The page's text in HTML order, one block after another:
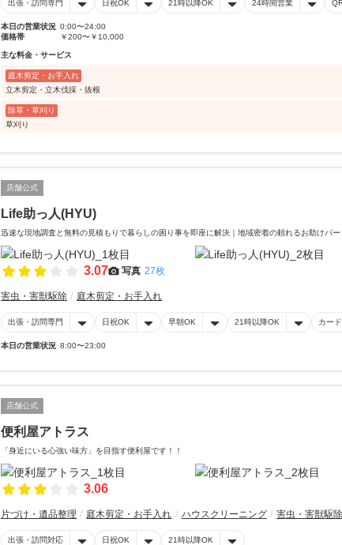
出張・訪問専門 日祝OK 21時以降OK 24時間営業
本日の営業状況 0:00〜24:00
価格帯
￥200〜￥10,000
主な料金・サービス
庭木剪定・お手入れ
立木剪定・立木伐採・抜根
除草・草刈り
草刈り
店舗公式
Life助っ人(HYU)
迅速な現地調査と無料の見積もりで暮らしの困り事を即座に解決｜地域密着の頼れるお助けパー
3.07 写真 27枚
害虫・害獣駆除 庭木剪定・お手入れ
出張・訪問専門 日祝OK 早朝OK 21時以降OK カー
本日の営業状況 8:00〜23:00
店舗公式
便利屋アトラス
「身近にいる心強い味方」を目指す便利屋です！！
3.06
片づけ・遺品整理 庭木剪定・お手入れ ハウスクリーニング 害虫・害獣駆除
出張・訪問対応 日祝OK 21時以降OK